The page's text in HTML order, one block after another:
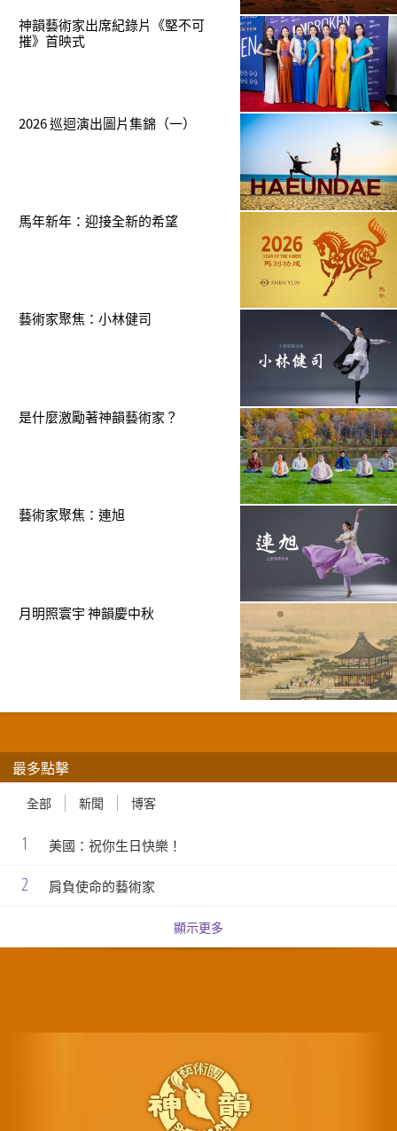
神韻藝術家出席紀錄片《堅不可
摧》首映式
2026 巡迴演出圖片集錦（一）
馬年新年：迎接全新的希望
藝術家聚焦：小林健司
是什麼激勵著神韻藝術家？
藝術家聚焦：連旭
月明照寰宇 神韻慶中秋
最多點擊
全部 新聞 博客
1 美國：祝你生日快樂！
2 肩負使命的藝術家
顯示更多